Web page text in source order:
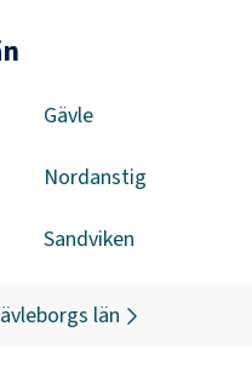
Gävle
Nordanstig
Sandviken
län